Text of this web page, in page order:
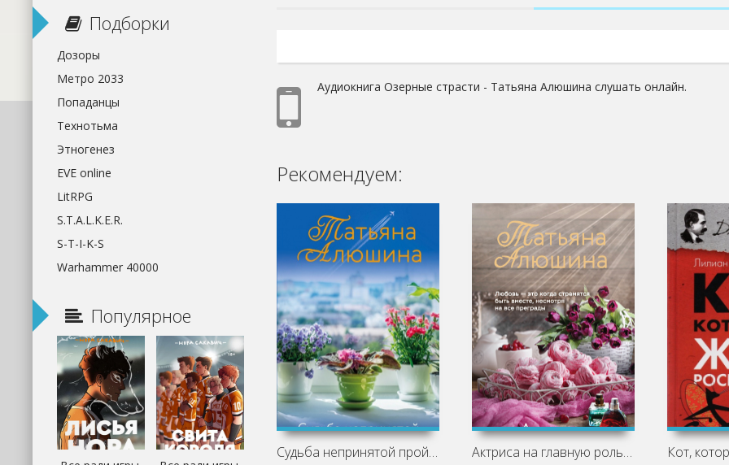
Аудиокнига Озерные страсти - Татьяна Алюшина слушать онлайн.
Рекомендуем:
Судьба непринятой пройдет - Татьяна Актриса на главную роль - Татьяна
Подборки
Дозоры
Метро 2033
Попаданцы
Технотьма
Этногенез
EVE online
LitRPG
S.T.A.L.K.E.R.
S-T-I-K-S
Warhammer 40000
Популярное